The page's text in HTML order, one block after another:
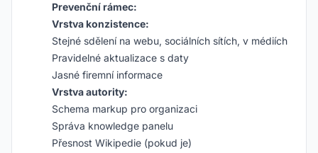
Prevenční rámec:
Vrstva konzistence:
Stejné sdělení na webu, sociálních sítích, v médiích
Pravidelné aktualizace s daty
Jasné firemní informace
Vrstva autority:
Schema markup pro organizaci
Správa knowledge panelu
Přesnost Wikipedie (pokud je)